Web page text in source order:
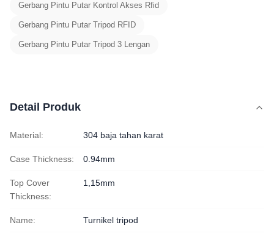
Gerbang Pintu Putar Kontrol Akses Rfid
Gerbang Pintu Putar Tripod RFID
Gerbang Pintu Putar Tripod 3 Lengan
Detail Produk
Material: 304 baja tahan karat
Case Thickness: 0.94mm
Top Cover
Thickness:
1,15mm
Name: Turnikel tripod